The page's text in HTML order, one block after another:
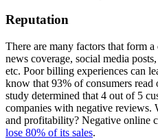
Reputation
There are many factors that form a
news coverage, social media
etc. Poor billing experiences can
know that 93% of consumers read
study determined that 4 out of 5
companies with negative reviews.
and profitability? Negative online
lose 80% of its sales.